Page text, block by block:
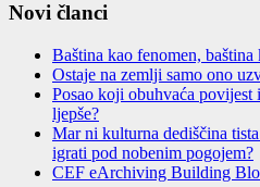
Novi članci
Baština kao fenomen, baština
Ostaje na zemlјi samo ono
Posao koji obuhvaća
ljepše?
Mar ni kulturna dediščina
igrati pod nobenim pogojem?
CEF eArchiving Building